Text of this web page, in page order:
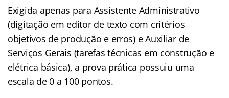
Exigida apenas para Assistente Administrativo
(digitação em editor de texto com critérios
objetivos de produção e erros) e Auxiliar de
Serviços Gerais (tarefas técnicas em construção e
elétrica básica), a prova prática possuiu uma
escala de 0 a 100 pontos.